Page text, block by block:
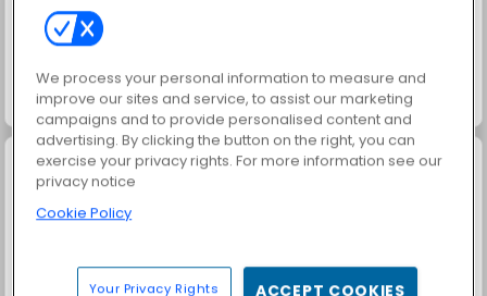
Scala 40 Juice Merge
We process your personal information to measure and
improve our sites and service, to assist our marketing
campaigns and to provide personalised content and
advertising. By clicking the button on the right, you can
exercise your privacy rights. For more information see our
privacy notice
Cookie Policy
Your Privacy Rights ACCEPT COOKIES